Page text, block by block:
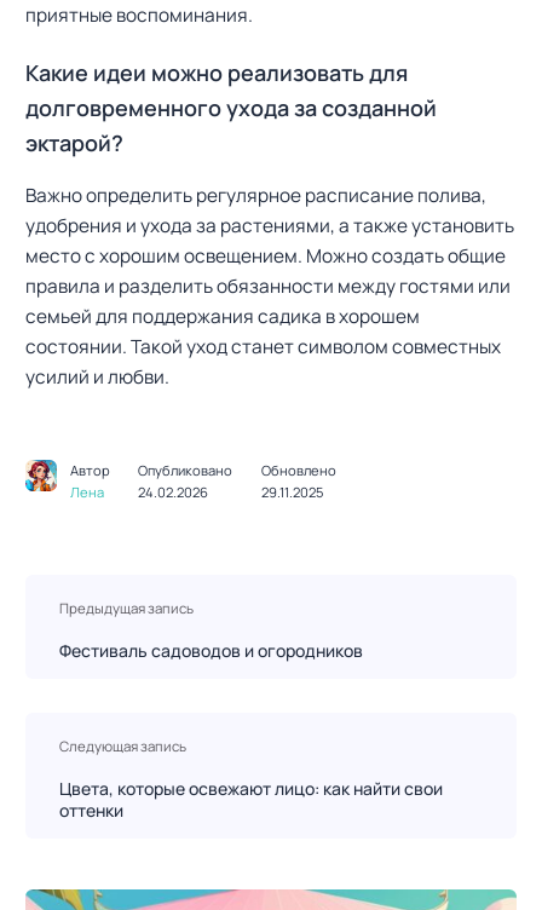
приятные воспоминания.
Какие идеи можно реализовать для
долговременного ухода за созданной
эктарой?
Важно определить регулярное расписание полива,
удобрения и ухода за растениями, а также установить
место с хорошим освещением. Можно создать общие
правила и разделить обязанности между гостями или
семьей для поддержания садика в хорошем
состоянии. Такой уход станет символом совместных
усилий и любви.
Автор
Лена
Опубликовано
24.02.2026
Обновлено
29.11.2025
о
Предыдущая запись
Фестиваль садоводов и огородников
Следующая запись
Цвета, которые освежают лицо: как найти свои
оттенки